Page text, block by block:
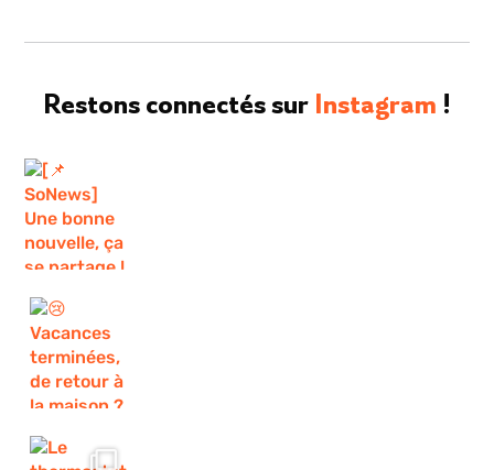
Restons connectés sur Instagram !